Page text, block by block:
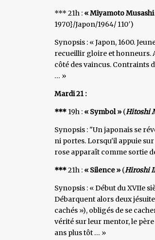
*** 21h : « Miyamoto Musashi
1970}/Japon/1964/ 110′)
Synopsis : « Japon, 1600.
recueillir gloire et honneurs.
côté des vaincus. Contraints
… »
Mardi 21 :
*** 19h : « Symbol » (Hitoshi
Synopsis : "Un japonais se
ni portes. Lorsqu'il appuie
rose apparaît comme sortie
***21h : « Silence » (Hiroshi
Synopsis : « Début du XVIIe
Débarquent alors deux
cachés »), obligés de se
vérité sur leur mentor, le
ans plus tôt … »